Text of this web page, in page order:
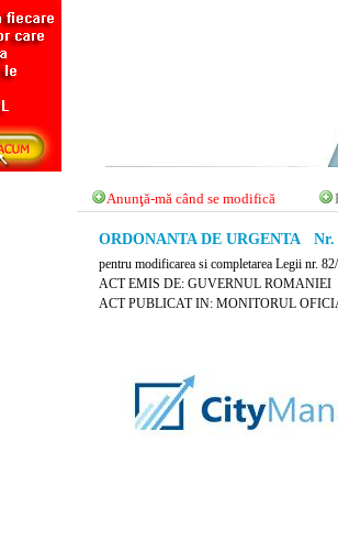
Anunţă-mă când se modifică
ORDONANTA DE URGENTA Nr.
pentru modificarea si completarea Legii nr.
ACT EMIS DE: GUVERNUL ROMANIEI
ACT PUBLICAT IN: MONITORUL